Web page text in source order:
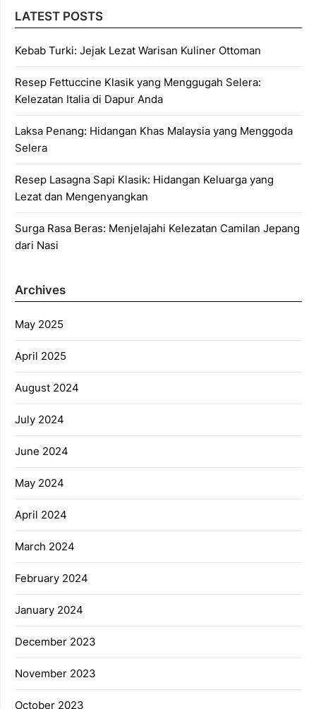
LATEST POSTS
Kebab Turki: Jejak Lezat Warisan Kuliner Ottoman
Resep Fettuccine Klasik yang Menggugah Selera:
Kelezatan Italia di Dapur Anda
Laksa Penang: Hidangan Khas Malaysia yang Menggoda
Selera
Resep Lasagna Sapi Klasik: Hidangan Keluarga yang
Lezat dan Mengenyangkan
Surga Rasa Beras: Menjelajahi Kelezatan Camilan Jepang
dari Nasi
Archives
May 2025
April 2025
August 2024
July 2024
June 2024
May 2024
April 2024
March 2024
February 2024
January 2024
December 2023
November 2023
October 2023